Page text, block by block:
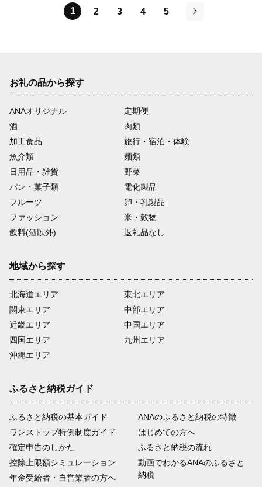
1 2 3 4
5
お礼の品から探す
ANAオリジナル
定期便
酒
肉類
加工食品
旅行・宿泊・体験
魚介類
麺類
日用品・雑貨
野菜
パン・菓子類
電化製品
フルーツ
卵・乳製品
ファッション
米・穀物
飲料(酒以外)
返礼品なし
地域から探す
北海道エリア
関東エリア
近畿エリア
四国エリア
沖縄エリア
東北エリア
中部エリア
中国エリア
九州エリア
ふるさと納税ガイド
ふるさと納税の基本ガイド
ワンストップ特例制度ガイド
確定申告のしかた
控除上限額シミュレーション
年金受給者・自営業者の方へ
ANAのふるさと納税の特徴
はじめての方へ
ふるさと納税の流れ
動画でわかるANAのふるさと
納税